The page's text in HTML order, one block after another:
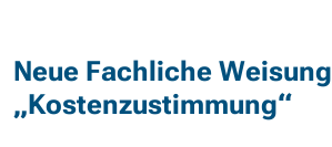
Neue Fachliche Weisung
„Kostenzustimmung“